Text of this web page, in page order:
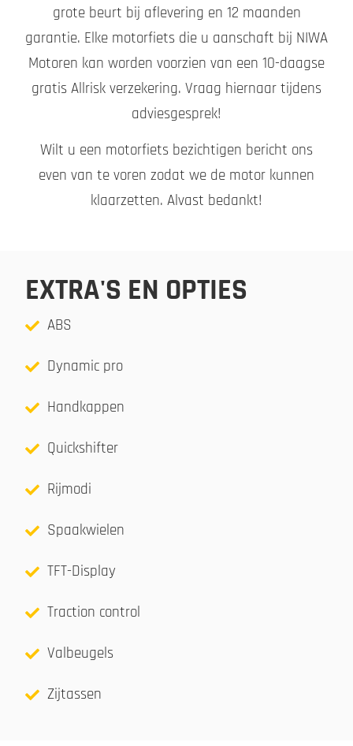
grote beurt bij aflevering en 12 maanden
garantie. Elke motorfiets die u aanschaft bij NIWA
Motoren kan worden voorzien van een 10-daagse
gratis Allrisk verzekering. Vraag hiernaar tijdens
adviesgesprek!
Wilt u een motorfiets bezichtigen bericht ons
even van te voren zodat we de motor kunnen
klaarzetten. Alvast bedankt!
EXTRA'S EN OPTIES
ABS
Dynamic pro
Handkappen
Quickshifter
Rijmodi
Spaakwielen
TFT-Display
Traction control
Valbeugels
Zijtassen